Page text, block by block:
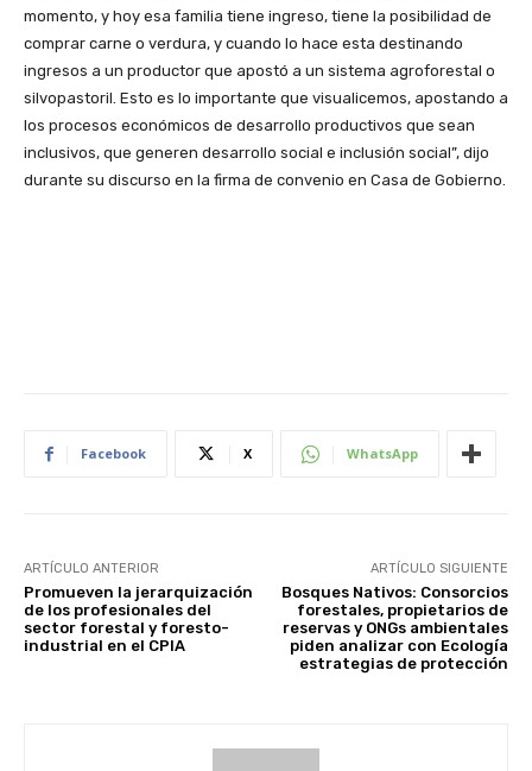
momento, y hoy esa familia tiene ingreso, tiene la posibilidad de
comprar carne o verdura, y cuando lo hace esta destinando
ingresos a un productor que apostó a un sistema agroforestal o
silvopastoril. Esto es lo importante que visualicemos, apostando a
los procesos económicos de desarrollo productivos que sean
inclusivos, que generen desarrollo social e inclusión social”, dijo
durante su discurso en la firma de convenio en Casa de Gobierno.
Facebook X WhatsApp
ARTÍCULO ANTERIOR
Promueven la jerarquización
de los profesionales del
sector forestal y foresto-
industrial en el CPIA
ARTÍCULO SIGUIENTE
Bosques Nativos: Consorcios
forestales, propietarios de
reservas y ONGs ambientales
piden analizar con Ecología
estrategias de protección